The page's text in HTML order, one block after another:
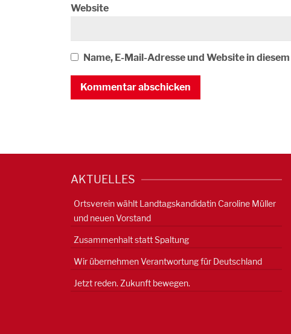
Website
Name, E-Mail-Adresse und Website in
AKTUELLES
Ortsverein wählt Landtagskandidatin Caroline Müller
und neuen Vorstand
Zusammenhalt statt Spaltung
Wir übernehmen Verantwortung für Deutschland
Jetzt reden. Zukunft bewegen.